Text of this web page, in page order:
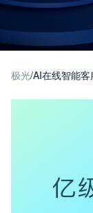
极光/AI在线智能客